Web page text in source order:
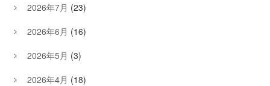
2026年7月 (23)
2026年6月 (16)
2026年5月 (3)
2026年4月 (18)